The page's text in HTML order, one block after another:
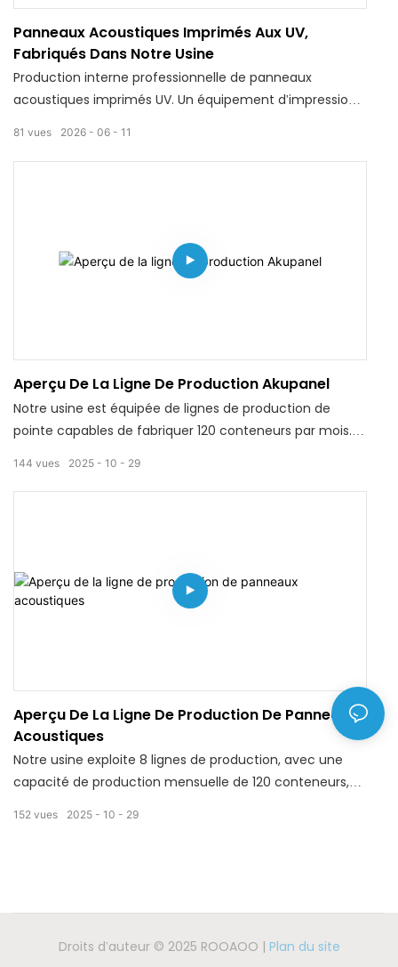
Panneaux Acoustiques Imprimés Aux UV,
Fabriqués Dans Notre Usine
Production interne professionnelle de panneaux
acoustiques imprimés UV. Un équipement d'impression
bienvenues.
2026 06 11
81 vues
Aperçu De La Ligne De Production Akupanel
Notre usine est équipée de lignes de production de
pointe capables de fabriquer 120 conteneurs par mois.
support en feutre acoustique haute densité, offrant une
ISO et FSC, nos produits garantissent une qualité
constante et fiable. Largement utilisés dans les bureaux,
2025 10 29
144 vues
Aperçu De La Ligne De Production De Panneaux
Acoustiques
Notre usine exploite 8 lignes de production, avec une
capacité de production mensuelle de 120 conteneurs,
coefficient NRC pouvant atteindre 0,8, réduisant
efficacement le bruit et les échos pour améliorer
2025 10 29
152 vues
Droits d'auteur © 2025 ROOAOO | Plan du site